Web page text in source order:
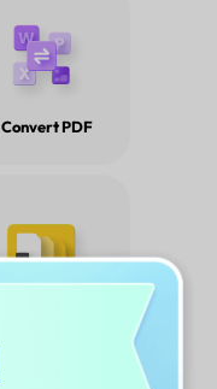
Convert PDF